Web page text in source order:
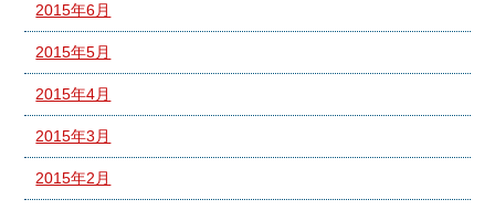
2015年6月
2015年5月
2015年4月
2015年3月
2015年2月